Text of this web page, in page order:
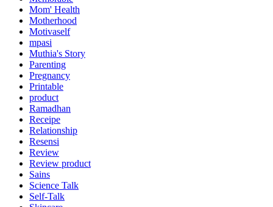
Mom' Health
Motherhood
Motivaself
mpasi
Muthia's Story
Parenting
Pregnancy
Printable
product
Ramadhan
Receipe
Relationship
Resensi
Review
Review product
Sains
Science Talk
Self-Talk